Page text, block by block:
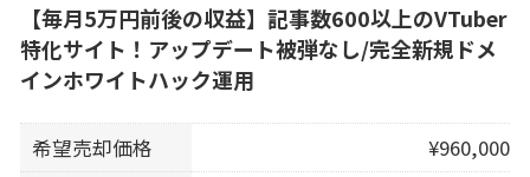
【毎月5万円前後の収益】記事数600以上のVTuber
特化サイト！アップデート被弾なし/完全新規ドメ
インホワイトハック運用
希望売却価格
¥960,000